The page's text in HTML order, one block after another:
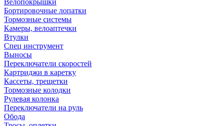
Велопокрышки
Бортировочные лопатки
Тормозные системы
Камеры, велоаптечки
Втулки
Спец инструмент
Выносы
Переключатели скоростей
Картриджи в каретку
Кассеты, трещетки
Тормозные колодки
Рулевая колонка
Переключатели на руль
Обода